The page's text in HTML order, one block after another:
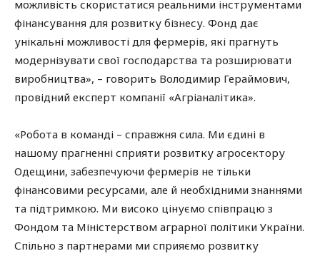
можливість скористатися реальними інструментами
фінансування для розвитку бізнесу. Фонд дає
унікальні можливості для фермерів, які прагнуть
модернізувати свої господарства та розширювати
виробництва», – говорить Володимир Гераймович,
провідний експерт компанії «Агріаналітика».
«Робота в команді – справжня сила. Ми єдині в
нашому прагненні сприяти розвитку агросектору
Одещини, забезпечуючи фермерів не тільки
фінансовими ресурсами, але й необхідними знаннями
та підтримкою. Ми високо цінуємо співпрацю з
Фондом та Міністерством аграрної політики України.
Спільно з партнерами ми сприяємо розвитку